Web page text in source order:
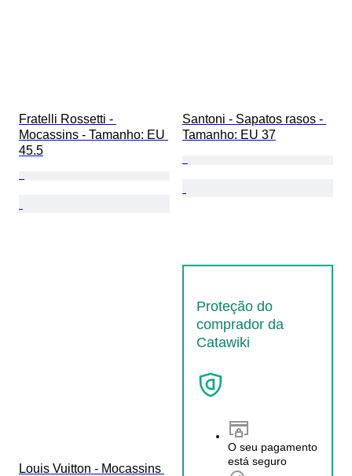
Fratelli Rossetti -
Mocassins - Tamanho: EU
45.5
Santoni - Sapatos rasos -
Tamanho: EU 37
Louis Vuitton - Mocassins
Proteção do
comprador da
Catawiki
O seu pagamento
está seguro